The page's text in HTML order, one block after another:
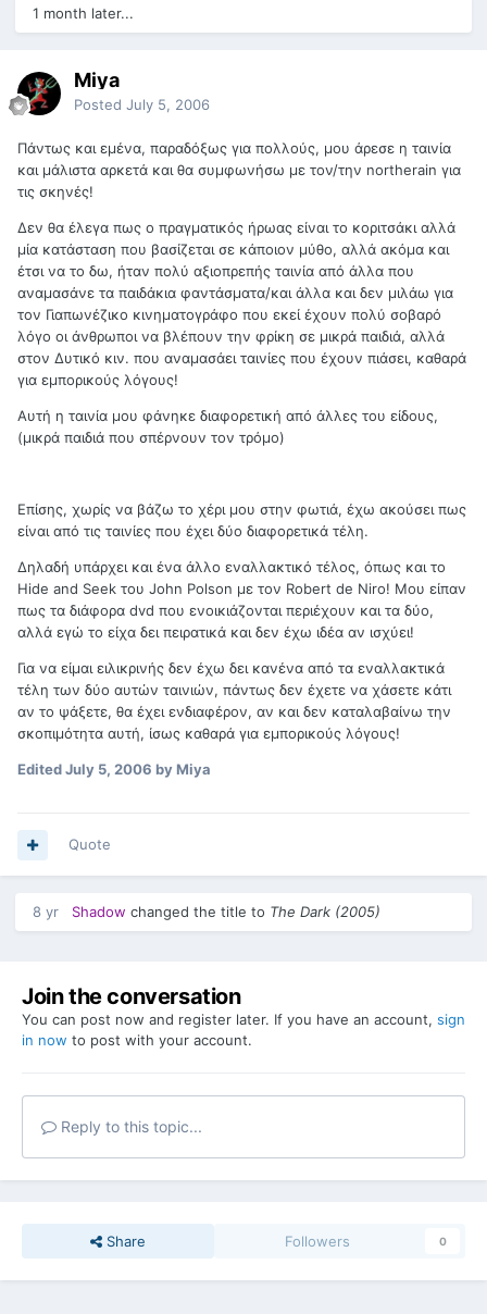
1 month later...
Miya
Posted July 5, 2006
Πάντως και εμένα, παραδόξως για πολλούς, μου άρεσε η ταινία
και μάλιστα αρκετά και θα συμφωνήσω με τον/την northerain για
τις σκηνές!
Δεν θα έλεγα πως ο πραγματικός ήρωας είναι το κοριτσάκι αλλά
μία κατάσταση που βασίζεται σε κάποιον μύθο, αλλά ακόμα και
έτσι να το δω, ήταν πολύ αξιοπρεπής ταινία από άλλα που
αναμασάνε τα παιδάκια φαντάσματα/και άλλα και δεν μιλάω για
τον Γιαπωνέζικο κινηματογράφο που εκεί έχουν πολύ σοβαρό
λόγο οι άνθρωποι να βλέπουν την φρίκη σε μικρά παιδιά, αλλά
στον Δυτικό κιν. που αναμασάει ταινίες που έχουν πιάσει, καθαρά
για εμπορικούς λόγους!
Αυτή η ταινία μου φάνηκε διαφορετική από άλλες του είδους,
(μικρά παιδιά που σπέρνουν τον τρόμο)
Επίσης, χωρίς να βάζω το χέρι μου στην φωτιά, έχω ακούσει πως
είναι από τις ταινίες που έχει δύο διαφορετικά τέλη.
Δηλαδή υπάρχει και ένα άλλο εναλλακτικό τέλος, όπως και το
Hide and Seek του John Polson με τον Robert de Niro! Μου είπαν
πως τα διάφορα dvd που ενοικιάζονται περιέχουν και τα δύο,
αλλά εγώ το είχα δει πειρατικά και δεν έχω ιδέα αν ισχύει!
Για να είμαι ειλικρινής δεν έχω δει κανένα από τα εναλλακτικά
τέλη των δύο αυτών ταινιών, πάντως δεν έχετε να χάσετε κάτι
αν το ψάξετε, θα έχει ενδιαφέρον, αν και δεν καταλαβαίνω την
σκοπιμότητα αυτή, ίσως καθαρά για εμπορικούς λόγους!
EditedJuly 5, 2006 by Miya
Quote
8 yr Shadow changed the title to Τhe Dark (2005)
Join the conversation
You can post now and register later. If you have an account, sign
in now to post with your account.
Reply to this topic...
Share Followers 0